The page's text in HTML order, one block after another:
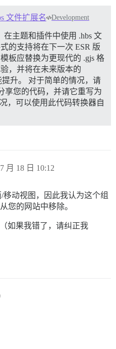
文件扩展名 Development
在主题和插件中使用 .hbs 文
的支持将在下一次 ESR 版
板应替换为更现代的 .gjs 格
，并将在未来版本的
提升。 对于简单的情况，请
享您的代码，并请它重写为
，可以使用此代码转换器自
月 18 日 10:12
移动视图，因此我认为这个组
您的网站中移除。
（如果我错了，请纠正我